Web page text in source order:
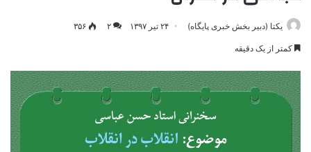
یکتا (دبیر بخش خبری پایگاه) ۲۴ تیر ۱۳۹۷ ۲ ۳۵۶
کمتر از یک دقیقه